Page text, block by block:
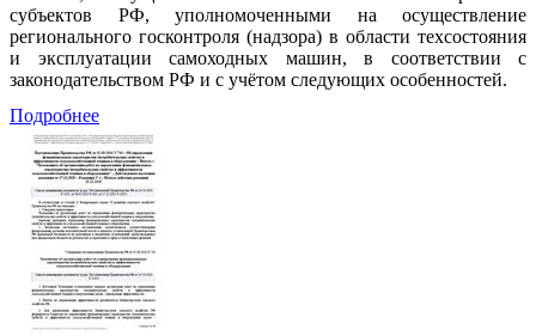
субъектов РФ, уполномоченными на осуществление
регионального госконтроля (надзора) в области техсостояния
и эксплуатации самоходных машин, в соответствии с
законодательством РФ и с учётом следующих особенностей.
Подробнее